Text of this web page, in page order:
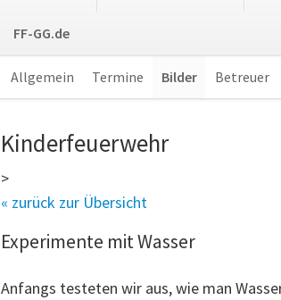
FF-GG.de
überspringen
Allgemein Termine Bilder Betreuer
Kinderfeuerwehr
>
« zurück zur Übersicht
Experimente mit Wasser
Anfangs testeten wir aus, wie man